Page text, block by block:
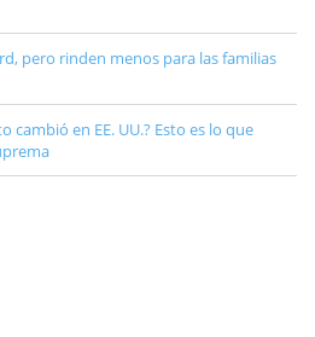
pero rinden menos para las familias
cambió en EE. UU.? Esto es lo que